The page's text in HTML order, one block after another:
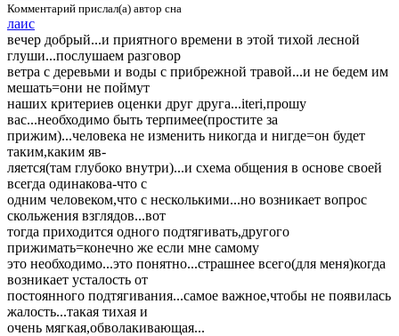
Комментарий прислал(а) автор сна
лаис
вечер добрый...и приятного времени в этой тихой лесной
глуши...послушаем разговор
ветра с деревьми и воды с прибрежной травой...и не бедем им
мешать=они не поймут
наших критериев оценки друг друга...iteri,прошу
вас...необходимо быть терпимее(простите за
прижим)...человека не изменить никогда и нигде=он будет
таким,каким яв-
ляется(там глубоко внутри)...и схема общения в основе своей
всегда одинакова-что с
одним человеком,что с несколькими...но возникает вопрос
скольжения взглядов...вот
тогда приходится одного подтягивать,другого
прижимать=конечно же если мне самому
это необходимо...это понятно...страшнее всего(для меня)когда
возникает усталость от
постоянного подтягивания...самое важное,чтобы не появилась
жалость...такая тихая и
очень мягкая,обволакивающая...